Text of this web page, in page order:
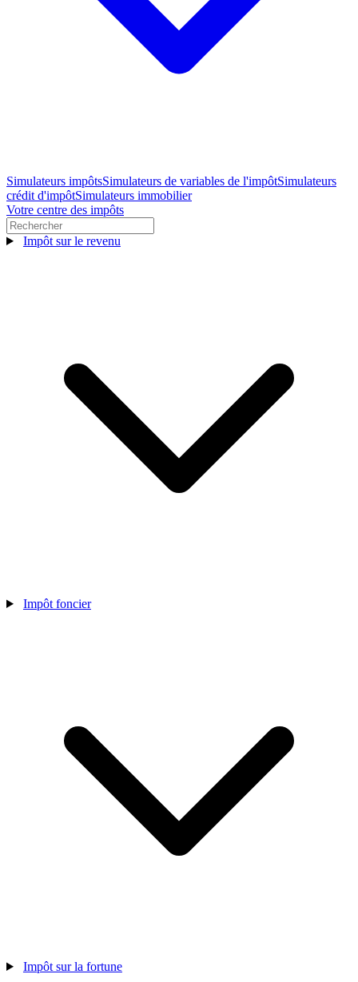
Simulateurs impôtsSimulateurs de variables de l'impôtSimulateurs
crédit d'impôtSimulateurs immobilier
Votre centre des impôts
Impôt sur le revenu
Impôt foncier
Impôt sur la fortune